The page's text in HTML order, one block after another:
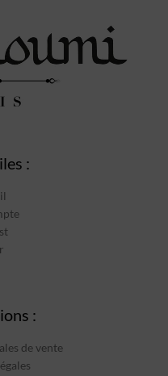
:
:
de vente